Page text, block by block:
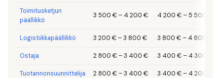
Toimitusketjun
päällikkö
3 500 €– 4 200 € 4 200 €– 5 500 €
Logistiikkapäällikkö 3 200 €–3 800 € 3 800 €– 4 800 €
Ostaja 2 800 €–3 400 € 3 400 €– 4 300 €
Tuotannonsuunnittelija 2 800 €–3 400 € 3 400 €– 4 200 €